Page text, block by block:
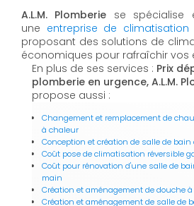
A.L.M. Plomberie se spécialise
une entreprise de
proposant des solutions de
économiques pour rafraîchir vos
En plus de ses services : Prix
plomberie en urgence, A.L.M.
propose aussi :
Changement et remplacement de
à chaleur
Conception et création de salle de bain
Coût pose de climatisation réversible
Coût pour rénovation d'une salle de
main
Création et aménagement de douche
Création et aménagement de salle de